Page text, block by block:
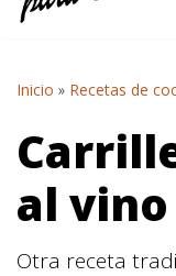
contenido
Inicio » Recetas de
al
Otra receta